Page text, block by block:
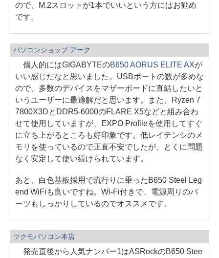
ので、M.2スロットが1本でいいという方にはお勧め
です。
パソコンショップ アーク
個人的にはGIGABYTEのB650 AORUS ELITE AXが
いい感じだなと思いました。USBポートの数が多めな
ので、多数のデバイスをマザーボードに直結したいと
いうユーザーに最適解だと思います。また、Ryzen 7
7800X3DとDDR5-6000のFLARE X5などと組み合わ
せて使用していますが、EXPO Profileを使用してすぐ
に立ち上がるところも好印象です。低レイテンシのメ
モリを使っているので正直不安でしたが、とくに問題
なく安定して使い続けられています。
あと、白色基板採用で流行りに乗ったB650 Steel Leg
end WiFiも良いですね。Wi-Fi付きで、電源周りのパ
ーツもしっかりしているのでオススメです。
ツクモパソコン本店
発売直後から人気ナンバー1はASRockのB650 Stee